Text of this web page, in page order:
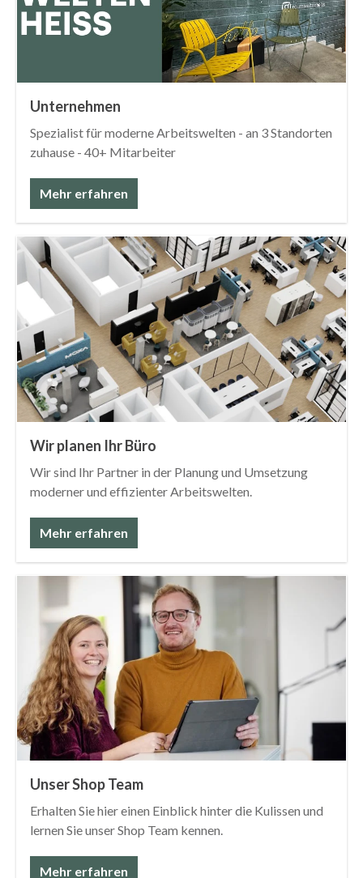
Unternehmen
Spezialist für moderne Arbeitswelten - an 3 Standorten
zuhause - 40+ Mitarbeiter
Mehr erfahren
Wir planen Ihr Büro
Wir sind Ihr Partner in der Planung und Umsetzung
moderner und effizienter Arbeitswelten.
Mehr erfahren
Unser Shop Team
Erhalten Sie hier einen Einblick hinter die Kulissen und
lernen Sie unser Shop Team kennen.
Mehr erfahren